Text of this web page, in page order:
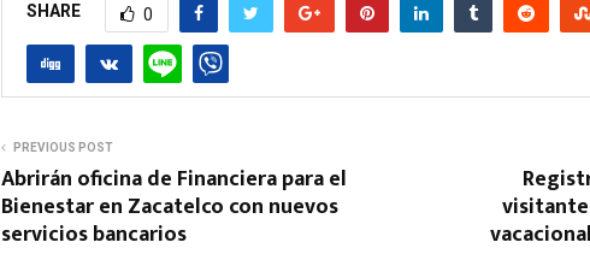
SHARE 0
PREVIOUS POST
Abrirán oficina de Financiera para el
Bienestar en Zacatelco con nuevos
servicios bancarios